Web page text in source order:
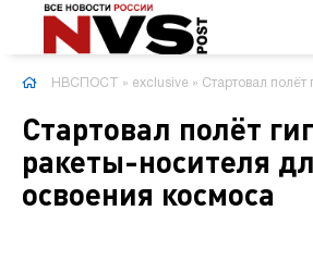
НВСПОСТ » exclusive » Стартовал полёт гигантской
Стартовал полёт
ракеты-носителя
освоения космоса